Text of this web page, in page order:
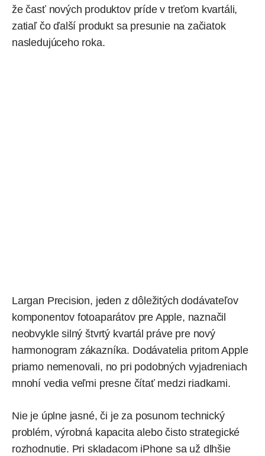
že časť nových produktov príde v treťom kvartáli,
zatiaľ čo ďalší produkt sa presunie na začiatok
nasledujúceho roka.
Largan Precision, jeden z dôležitých dodávateľov
komponentov fotoaparátov pre Apple, naznačil
neobvykle silný štvrtý kvartál práve pre nový
harmonogram zákazníka. Dodávatelia pritom Apple
priamo nemenovali, no pri podobných vyjadreniach
mnohí vedia veľmi presne čítať medzi riadkami.
Nie je úplne jasné, či je za posunom technický
problém, výrobná kapacita alebo čisto strategické
rozhodnutie. Pri skladacom iPhone sa už dlhšie